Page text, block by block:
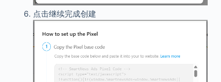
点击继续完成创建